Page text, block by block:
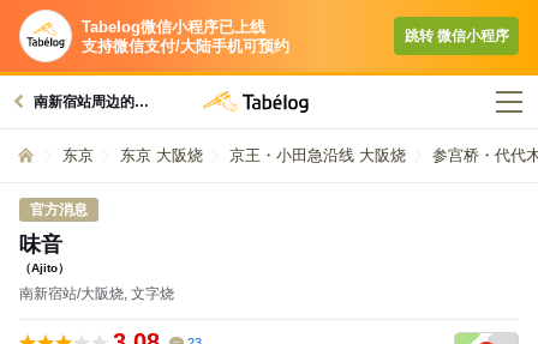
Tabelog微信小程序已上线
支持微信支付/大陆手机可预约
跳转​ 微信小程序​
南新宿站周边的美食
东京 东京 大阪烧 京王・小田急沿线 大阪烧 参宫桥・代代
官方消息
味音
（Ajito）
南新宿站/大阪烧, 文字烧